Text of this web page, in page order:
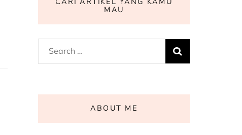
MAU
Search
for:
ABOUT ME